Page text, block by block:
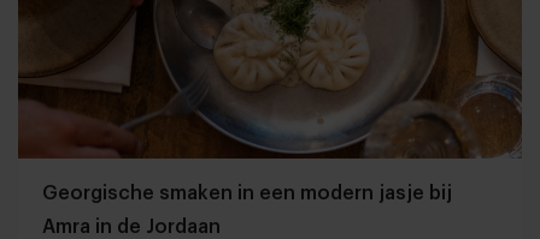
Georgische smaken in een modern jasje bij
Amra in de Jordaan